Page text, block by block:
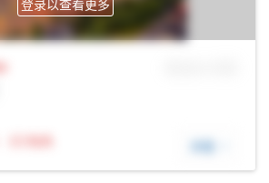
登录以查看更多
N/A 详细